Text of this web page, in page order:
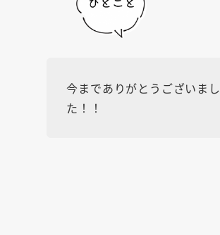
今までありがとうございまし
た！！